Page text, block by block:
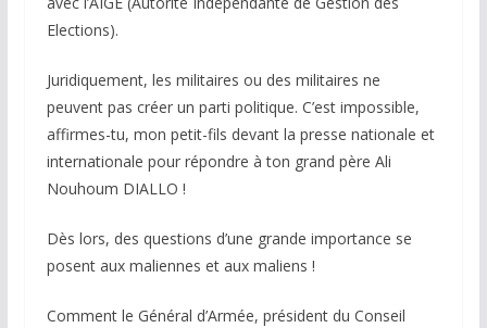
Elections).
Juridiquement, les militaires ou des militaires ne
peuvent pas créer un parti politique. C’est impossible,
affirmes-tu, mon petit-fils devant la presse nationale et
internationale pour répondre à ton grand père Ali
Nouhoum DIALLO !
Dès lors, des questions d’une grande importance se
posent aux maliennes et aux maliens !
Comment le Général d’Armée, président du Conseil